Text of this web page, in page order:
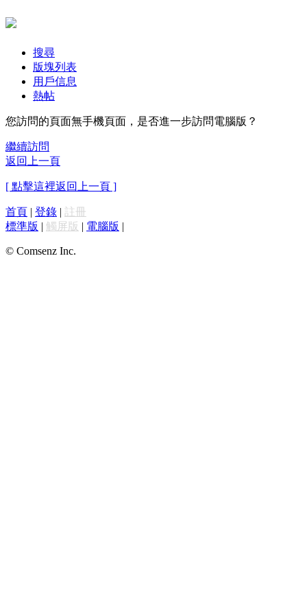
搜尋
版塊列表
用戶信息
熱帖
您訪問的頁面無手機頁面，是否進一步訪問電腦版？
繼續訪問
返回上一頁
[ 點擊這裡返回上一頁 ]
首頁 | 登錄 | 註冊
標準版 | 觸屏版 | 電腦版 |
© Comsenz Inc.